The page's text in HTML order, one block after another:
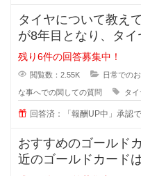
タイヤについて教え
が8年目となり、タ
いません。スリップ
残り6件の回答募集中！
閲覧数：2.55K 日常での
な事へでの関しての質問 タイ
回答済：「報酬UP中」承認
おすすめのゴールド
近のゴールドカード